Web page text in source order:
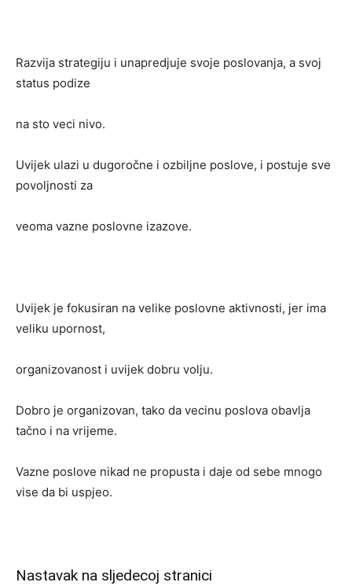
Razvija strategiju i unapredjuje svoje poslovanja, a svoj
status podize
na sto veci nivo.
Uvijek ulazi u dugoročne i ozbiljne poslove, i postuje sve
povoljnosti za
veoma vazne poslovne izazove.
Uvijek je fokusiran na velike poslovne aktivnosti, jer ima
veliku upornost,
organizovanost i uvijek dobru volju.
Dobro je organizovan, tako da vecinu poslova obavlja
tačno i na vrijeme.
Vazne poslove nikad ne propusta i daje od sebe mnogo
vise da bi uspjeo.
Nastavak na sljedecoj stranici